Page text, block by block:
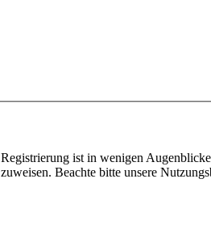
ist in wenigen
Beachte bitte unsere